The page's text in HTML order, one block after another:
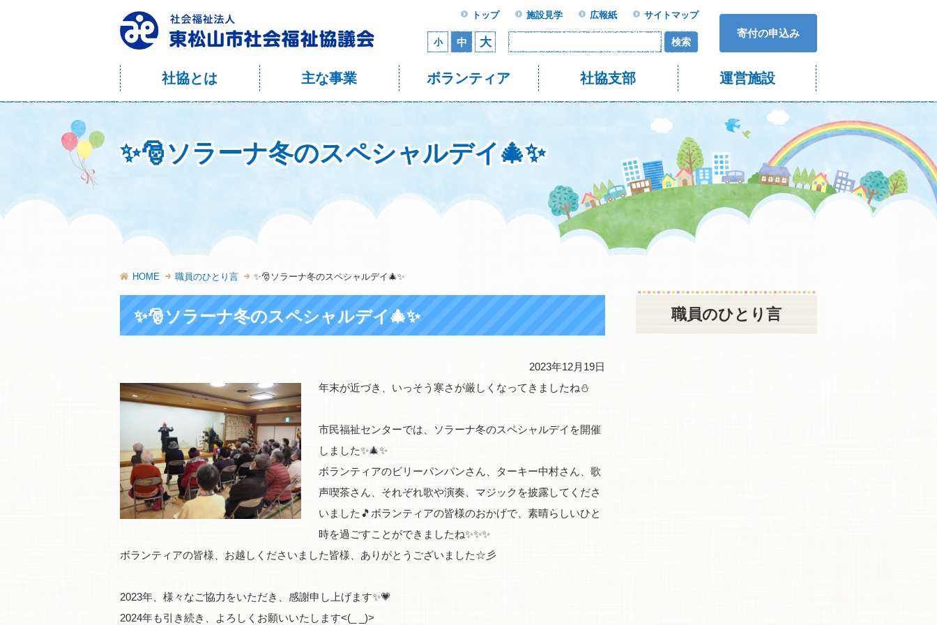
社協とは 主な事業 ボランティア 社協支部 運営施設
寄付の申込み
トップ 施設見学 広報紙 サイトマップ
小 中 大 検索
✨🎅ソラーナ冬のスペシャルデイ🎄✨
HOME 職員のひとり言 ✨🎅ソラーナ冬のスペシャルデイ🎄✨
✨🎅ソラーナ冬のスペシャルデイ🎄✨
2023年12月19日
年末が近づき、いっそう寒さが厳しくなってきましたね⛄
市民福祉センターでは、ソラーナ冬のスペシャルデイを開催
しました✨🎄✨
ボランティアのビリーパンパンさん、ターキー中村さん、歌
声喫茶さん、それぞれ歌や演奏、マジックを披露してくださ
いました🎵ボランティアの皆様のおかげで、素晴らしいひと
時を過ごすことができましたね✨✨✨
ボランティアの皆様、お越しくださいました皆様、ありがとうございました☆彡
2023年、様々なご協力をいただき、感謝申し上げます✨💗
2024年も引き続き、よろしくお願いいたします<(_ _)>
職員のひとり言